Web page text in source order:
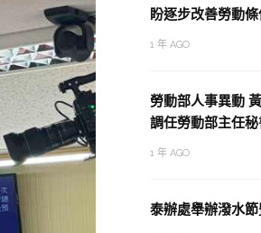
盼逐步改善勞動
1 年 AGO
勞動部人事異動
調任勞動部主任
1 年 AGO
泰辦處舉辦潑水